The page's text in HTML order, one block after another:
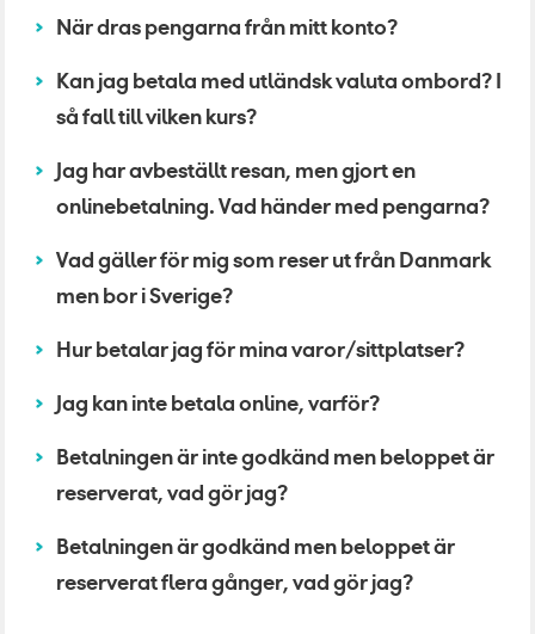
När dras pengarna från mitt konto?
Kan jag betala med utländsk valuta ombord? I
så fall till vilken kurs?
Jag har avbeställt resan, men gjort en
onlinebetalning. Vad händer med pengarna?
Vad gäller för mig som reser ut från Danmark
men bor i Sverige?
Hur betalar jag för mina varor/sittplatser?
Jag kan inte betala online, varför?
Betalningen är inte godkänd men beloppet är
reserverat, vad gör jag?
Betalningen är godkänd men beloppet är
reserverat flera gånger, vad gör jag?